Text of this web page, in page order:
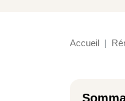
Accueil